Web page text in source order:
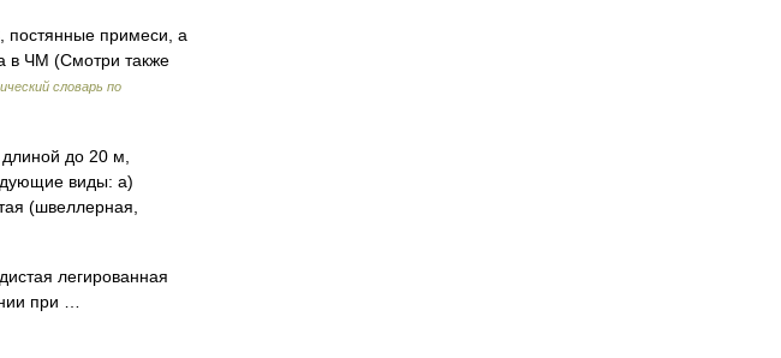
примеси, а
в ЧМ (Смотри также
словарь по
до 20 м,
виды: а)
(швеллерная,
легированная
при …